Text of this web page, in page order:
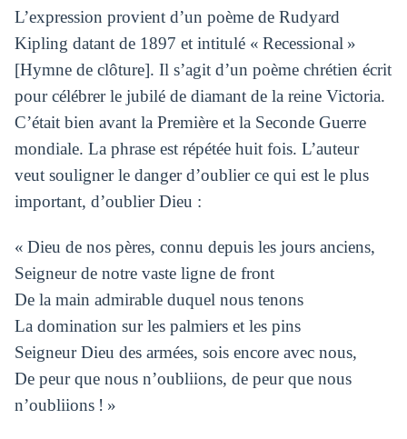
L’expression provient d’un poème de Rudyard
Kipling datant de 1897 et intitulé « Recessional »
[Hymne de clôture]. Il s’agit d’un poème chrétien écrit
pour célébrer le jubilé de diamant de la reine Victoria.
C’était bien avant la Première et la Seconde Guerre
mondiale. La phrase est répétée huit fois. L’auteur
veut souligner le danger d’oublier ce qui est le plus
important, d’oublier Dieu :
« Dieu de nos pères, connu depuis les jours anciens,
Seigneur de notre vaste ligne de front
De la main admirable duquel nous tenons
La domination sur les palmiers et les pins
Seigneur Dieu des armées, sois encore avec nous,
De peur que nous n’oubliions, de peur que nous
n’oubliions ! »